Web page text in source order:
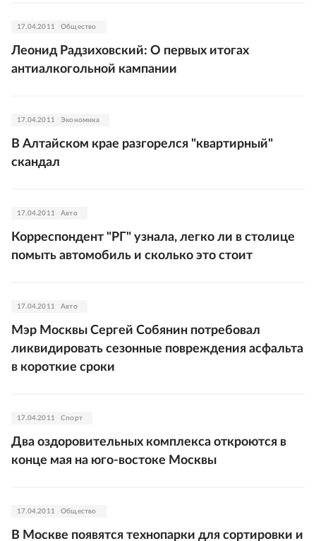
17.04.2011 Общество
Леонид Радзиховский: О первых итогах
антиалкогольной кампании
17.04.2011 Экономика
В Алтайском крае разгорелся "квартирный"
скандал
17.04.2011 Авто
Корреспондент "РГ" узнала, легко ли в столице
помыть автомобиль и сколько это стоит
17.04.2011 Авто
Мэр Москвы Сергей Собянин потребовал
ликвидировать сезонные повреждения асфальта
в короткие сроки
17.04.2011 Спорт
Два оздоровительных комплекса откроются в
конце мая на юго-востоке Москвы
17.04.2011 Общество
В Москве появятся технопарки для сортировки и